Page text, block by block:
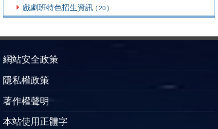
戲劇班特色招生資訊 ( 20 )
網站安全政策
隱私權政策
著作權聲明
本站使用正體字